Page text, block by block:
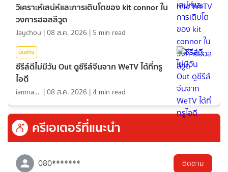
วิเคราะห์เสน่ห์และการเติบโตของ kit connor ใน
วงการฮอลลีวูด
Jaychou |08 ส.ค. 2026 | 5 min read
บันเทิง
ซีรีส์ดีไม่มีวัน Out ดูซีรีส์จีนจาก WeTV ได้ที่ทรู
ไอดี
iamnan23 |08 ส.ค. 2026 |4 min read
ครีเอเตอร์ที่แนะนำ
080******* ติดตาม